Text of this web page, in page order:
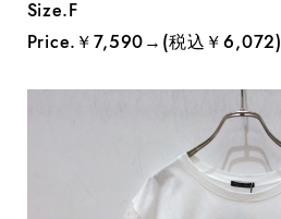
Size.F
Price.￥7,590→(税込￥6,072)